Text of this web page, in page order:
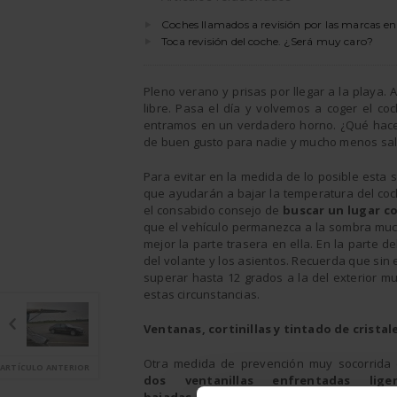
Coches llamados a revisión por las marcas en
Toca revisión del coche. ¿Será muy caro?
Pleno verano y prisas por llegar a la playa.
libre. Pasa el día y volvemos a coger el
entramos en un verdadero horno. ¿Qué
de buen gusto para nadie y mucho menos
Para evitar en la medida de lo posible esta
que ayudarán a bajar la temperatura del
el consabido consejo de buscar un lugar
que el vehículo permanezca a la sombra
mejor la parte trasera en ella. En la parte
del volante y los asientos. Recuerda que
superar hasta 12 grados a la del exterior
estas circunstancias.
Ventanas, cortinillas y tintado de
Otra medida de prevención muy
dos ventanillas enfrentadas